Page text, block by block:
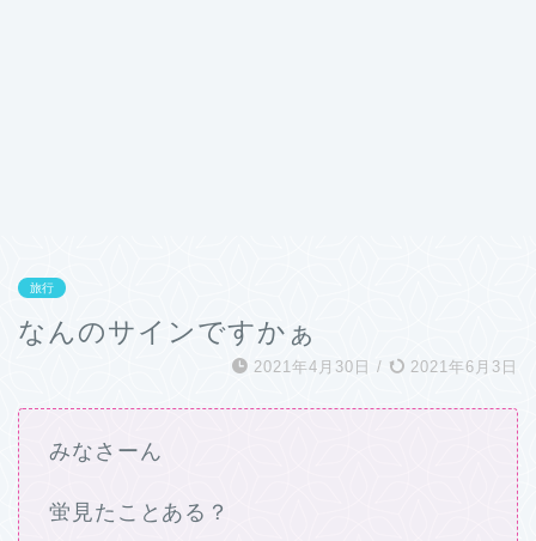
旅行
なんのサインですかぁ
2021年4月30日 / 2021年6月3日
みなさーん
蛍見たことある？